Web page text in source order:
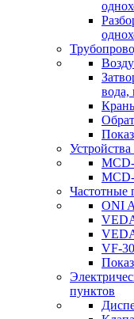
вода,
Частотные
ONI
VF-
пунктов